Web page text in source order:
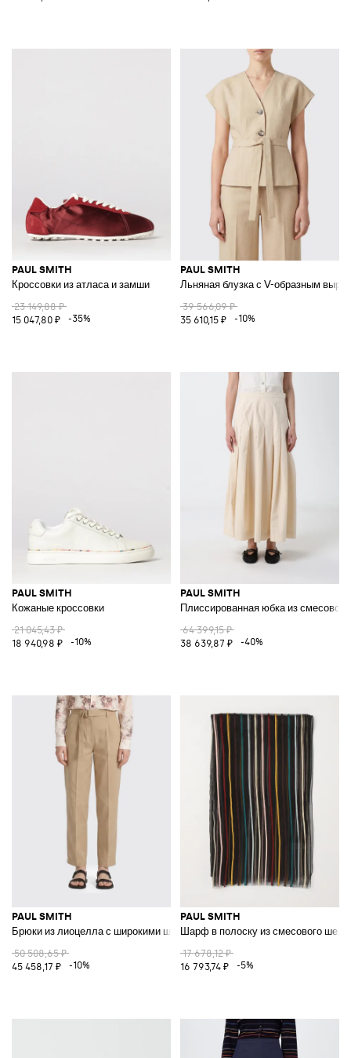
PAUL SMITH
Кроссовки из атласа и замши
23 149,88 ₽
15 047,80 ₽
-35%
PAUL SMITH
Льняная блузка с V-образным
39 566,09 ₽
35 610,15 ₽
-10%
PAUL SMITH
Кожаные кроссовки
21 045,43 ₽
18 940,98 ₽
-10%
PAUL SMITH
Плиссированная юбка из
64 399,15 ₽
38 639,87 ₽
-40%
PAUL SMITH
Брюки из лиоцелла с широкими штанинами
50 508,65 ₽
45 458,17 ₽
-10%
PAUL SMITH
Шарф в полоску из смесового
17 678,12 ₽
16 793,74 ₽
-5%